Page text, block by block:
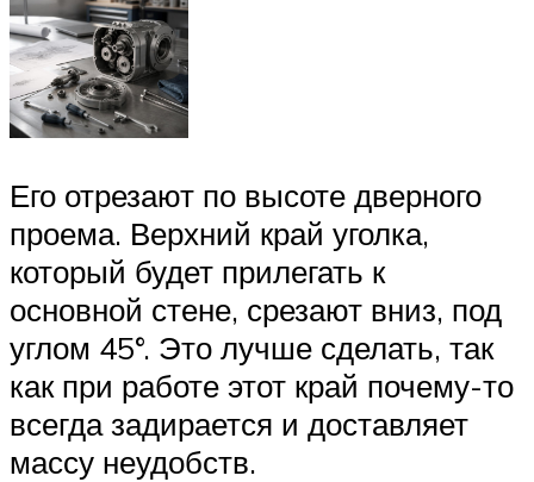
Его отрезают по высоте дверного
проема. Верхний край уголка,
который будет прилегать к
основной стене, срезают вниз, под
углом 45°. Это лучше сделать, так
как при работе этот край почему-то
всегда задирается и доставляет
массу неудобств.